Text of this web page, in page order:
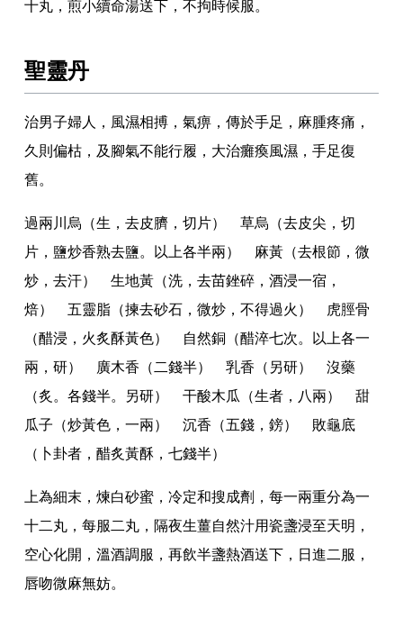
十丸 ，煎小續命湯送下 ，不拘時候服 。
聖靈丹
治男子婦人 ， 風濕相搏 ，氣痹 ，傳於手足 ， 麻腫疼痛 ，
久則偏枯 ， 及腳氣不能行履 ， 大治癱瘓風濕 ，手足復
舊。
過兩川烏（生 ，去皮臍 ，切片） 草烏（去皮尖 ，切
片 ， 鹽炒香熟去鹽。 以上各半兩） 麻黃（去根節 ，微
炒 ，去汗） 生地黃（洗 ，去苗銼碎 ，酒浸一宿 ，
焙） 五靈脂（揀去砂石 ，微炒 ，不得過火） 虎脛骨
（醋浸 ， 火炙酥黃色） 自然銅（醋淬七次。
以上各一
兩 ，研） 廣木香（二錢半） 乳香（另研） 沒藥
（炙 。各錢半。 另研） 干酸木瓜（生者 ， 八兩） 甜
瓜子（炒黃色 ，一兩） 沉香（五錢 ，鎊） 敗龜底
（卜卦者 ，醋炙黃酥 ，七錢半）
上為細末 ，煉白砂蜜 ，冷定和搜成劑 ，每一兩重分為一
十二丸 ，每服二丸 ， 隔夜生薑自然汁用瓷盞浸至天明 ，
空心化開 ，溫酒調服 ，再飲半盞熱酒送下 ， 日進二服 ，
唇吻微麻無妨。